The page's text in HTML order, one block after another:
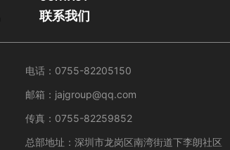
联系我们
电话：0755-82205150
邮箱：jajgroup@qq.com
传真：0755-82259852
总部地址：深圳市龙岗区南湾街道下李朗社区